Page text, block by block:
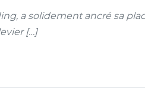
a solidement ancré sa
[…]